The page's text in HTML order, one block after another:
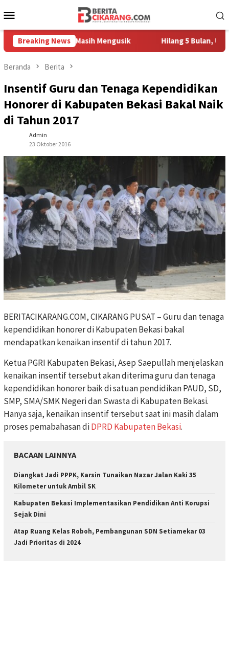
ke
Mobile
Breaking News
Pedagang Masih Mengusik Hilang 5 Bulan, Ustadz
Beranda Berita
Insentif Guru dan Tenaga Kependidikan
Honorer di Kabupaten Bekasi Bakal Naik
di Tahun 2017
Admin
23 Oktober 2016
BERITACIKARANG.COM, CIKARANG PUSAT – Guru dan tenaga
kependidikan honorer di Kabupaten Bekasi bakal
mendapatkan kenaikan insentif di tahun 2017.
Ketua PGRI Kabupaten Bekasi, Asep Saepullah menjelaskan
kenaikan insentif tersebut akan diterima guru dan tenaga
kependidikan honorer baik di satuan pendidikan PAUD, SD,
SMP, SMA/SMK Negeri dan Swasta di Kabupaten Bekasi.
Hanya saja, kenaikan insentif tersebut saat ini masih dalam
proses pemabahasan diDPRD Kabupaten Bekasi.
BACAAN LAINNYA
Diangkat Jadi PPPK, Karsin Tunaikan Nazar Jalan Kaki 35
Kilometer untuk Ambil SK
Kabupaten Bekasi Implementasikan Pendidikan Anti Korupsi
Sejak Dini
Atap Ruang Kelas Roboh, Pembangunan SDN Setiamekar 03
Jadi Prioritas di 2024